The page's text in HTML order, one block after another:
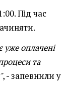
Під час
оплачені
та
, - запевнили у